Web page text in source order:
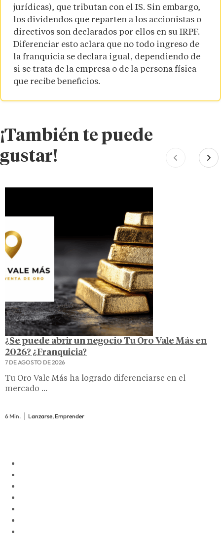
jurídicas), que tributan con el IS. Sin embargo,
los dividendos que reparten a los accionistas o
directivos son declarados por ellos en su IRPF.
Diferenciar esto aclara que no todo ingreso de
la franquicia se declara igual, dependiendo de
si se trata de la empresa o de la persona física
que recibe beneficios.
¡También te puede
gustar!
¿Se puede abrir un negocio Tu Oro Vale Más en
2026? ¿Franquicia?
7 DE AGOSTO DE 2026
Tu Oro Vale Más ha logrado diferenciarse en el
mercado ...
6 Min. Lanzarse, Emprender